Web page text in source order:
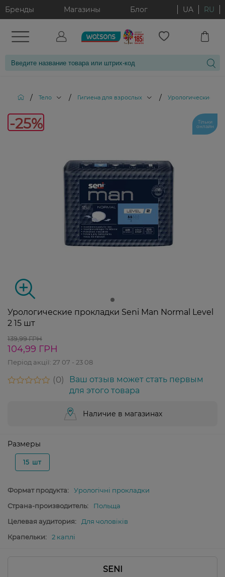
Бренды Магазины Блог UA RU
/ Тело / Гигиена для взрослых / Урологические
-25%
Тільки
онлайн
Урологические прокладки Seni Man Normal Level
2 15 шт
139,99 ГРН
104,99 ГРН
Період акції: 27 07 - 23 08
0
Ваш отзыв может стать первым
для этого товара
Наличие в магазинах
Размеры
15 шт
Формат продукта:
Урологічні прокладки
Страна-производитель:
Польща
Целевая аудитория:
Для чоловіків
Крапельки:
2 каплі
SENI